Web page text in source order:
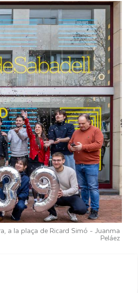
a la plaça de Ricard Simó - Juanma
Peláez